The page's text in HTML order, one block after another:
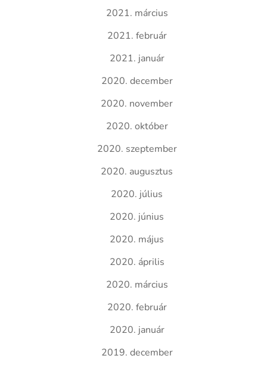
2021. március
2021. február
2021. január
2020. december
2020. november
2020. október
2020. szeptember
2020. augusztus
2020. július
2020. június
2020. május
2020. április
2020. március
2020. február
2020. január
2019. december